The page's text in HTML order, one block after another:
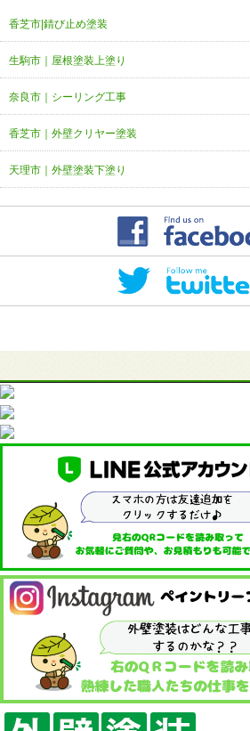
香芝市|錆び止め塗装
生駒市｜屋根塗装上塗り
奈良市｜シーリング工事
香芝市｜外壁クリヤー塗装
天理市｜外壁塗装下塗り